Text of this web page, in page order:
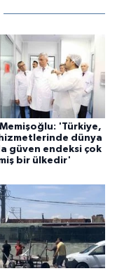
Memişoğlu: 'Türkiye,
dünya
güven endeksi çok
bir ülkedir'